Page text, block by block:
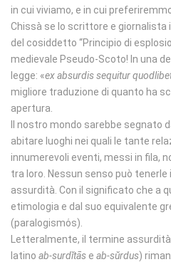
in cui viviamo, e in cui
Chissà se lo scrittore e
del cosiddetto “Principio di
medievale Pseudo-Scoto! In una
legge: «ex absurdis sequitur
migliore traduzione di quanto ha
apertura.
Il nostro mondo sarebbe segnato
abitare luoghi nei quali le tante
innumerevoli eventi, messi in fila,
tra loro. Nessun senso può
assurdità. Con il significato che a
etimologia e dal suo equivalente
(paralogismόs).
Letteralmente, il termine
latino ab-surdĭtās e ab-sŭrdus)